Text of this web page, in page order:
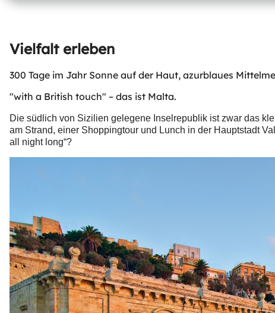
Vielfalt erleben
300 Tage im Jahr Sonne auf der Haut, azurblaues
"with a British touch" – das ist Malta.
Die südlich von Sizilien gelegene Inselrepublik ist zwar das
am Strand, einer Shoppingtour und Lunch in der Hauptstadt
all night long“?